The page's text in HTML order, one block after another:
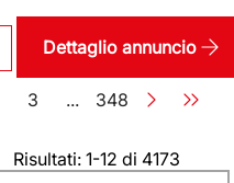
Dettaglio annuncio
Pagina
3 ... Pagina
348
Risultati: 1-12 di 4173